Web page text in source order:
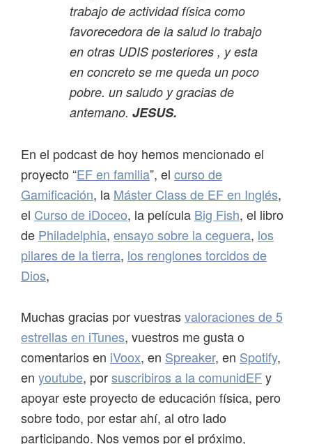
trabajo de actividad física como
favorecedora de la salud lo trabajo
en otras UDIS posteriores , y esta
en concreto se me queda un poco
pobre. un saludo y gracias de
antemano. JESUS.
En el podcast de hoy hemos mencionado el
proyecto “EF en familia”, el curso de
Gamificación, la Máster Class de EF en Inglés,
el Curso de iDoceo, la película Big Fish, el libro
de Philadelphia, ensayo sobre la ceguera, los
pilares de la tierra, los renglones torcidos de
Dios,
Muchas gracias por vuestrasvaloraciones de 5
estrellas en iTunes, vuestros me gusta o
comentarios en iVoox, en Spreaker, en Spotify,
en youtube, porsuscribiros a la comunidEFy
apoyar este proyecto de educación física, pero
sobre todo, por estar ahí, al otro lado
participando. Nos vemos por el próximo,